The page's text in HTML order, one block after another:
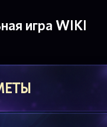
игра WIKI